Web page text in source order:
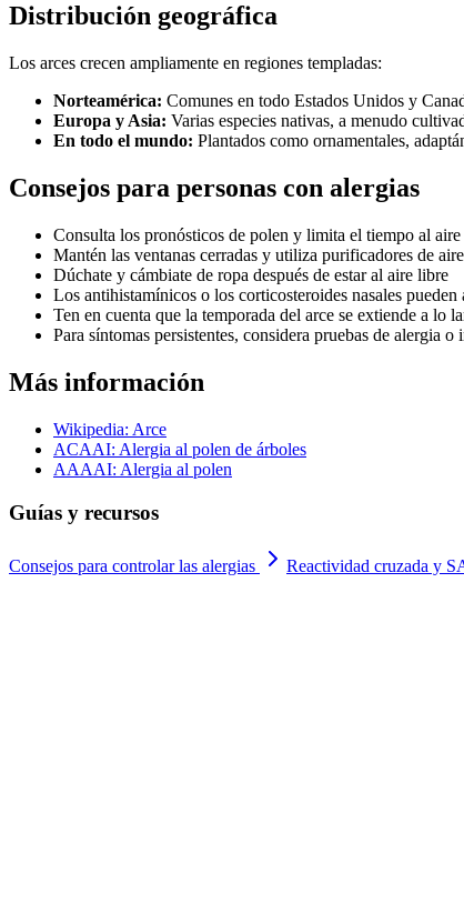
Distribución geográfica
Los arces crecen ampliamente en regiones templadas:
Norteamérica: Comunes en todo Estados Unidos y
Europa y Asia: Varias especies nativas, a menudo
En todo el mundo: Plantados como ornamentales,
Consejos para personas con alergias
Consulta los pronósticos de polen y limita el tiempo al
Mantén las ventanas cerradas y utiliza purificadores de
Dúchate y cámbiate de ropa después de estar al aire libre
Los antihistamínicos o los corticosteroides nasales
Ten en cuenta que la temporada del arce se extiende a lo
Para síntomas persistentes, considera pruebas de alergia o
Más información
Wikipedia: Arce
ACAAI: Alergia al polen de árboles
AAAAI: Alergia al polen
Guías y recursos
Consejos para controlar las alergias Reactividad cruzada y